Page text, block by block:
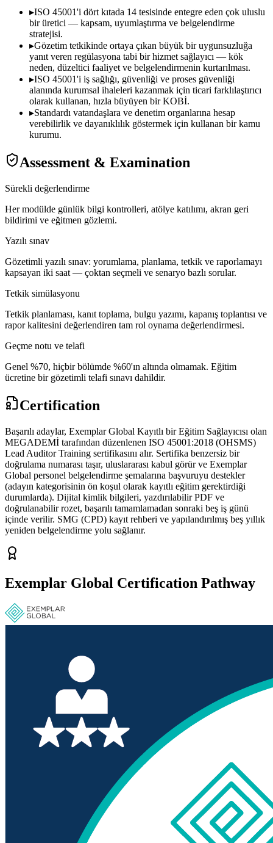
▸ISO 45001'i dört kıtada 14 tesisinde entegre eden çok uluslu
bir üretici — kapsam, uyumlaştırma ve belgelendirme
stratejisi.
▸Gözetim tetkikinde ortaya çıkan büyük bir uygunsuzluğa
yanıt veren regülasyona tabi bir hizmet sağlayıcı — kök
neden, düzeltici faaliyet ve belgelendirmenin kurtarılması.
▸ISO 45001'i iş sağlığı, güvenliği ve proses güvenliği
alanında kurumsal ihaleleri kazanmak için ticari farklılaştırıcı
olarak kullanan, hızla büyüyen bir KOBİ.
▸Standardı vatandaşlara ve denetim organlarına hesap
verebilirlik ve dayanıklılık göstermek için kullanan bir kamu
kurumu.
Assessment & Examination
Sürekli değerlendirme
Her modülde günlük bilgi kontrolleri, atölye katılımı, akran geri
bildirimi ve eğitmen gözlemi.
Yazılı sınav
Gözetimli yazılı sınav: yorumlama, planlama, tetkik ve raporlamayı
kapsayan iki saat — çoktan seçmeli ve senaryo bazlı sorular.
Tetkik simülasyonu
Tetkik planlaması, kanıt toplama, bulgu yazımı, kapanış toplantısı ve
rapor kalitesini değerlendiren tam rol oynama değerlendirmesi.
Geçme notu ve telafi
Genel %70, hiçbir bölümde %60'ın altında olmamak. Eğitim
ücretine bir gözetimli telafi sınavı dahildir.
Certification
Başarılı adaylar, Exemplar Global Kayıtlı bir Eğitim Sağlayıcısı olan
MEGADEMİ tarafından düzenlenen ISO 45001:2018 (OHSMS)
Lead Auditor Training sertifikasını alır. Sertifika benzersiz bir
doğrulama numarası taşır, uluslararası kabul görür ve Exemplar
Global personel belgelendirme şemalarına başvuruyu destekler
(adayın kategorisinin ön koşul olarak kayıtlı eğitim gerektirdiği
durumlarda). Dijital kimlik bilgileri, yazdırılabilir PDF ve
doğrulanabilir rozet, başarılı tamamlamadan sonraki beş iş günü
içinde verilir. SMG (CPD) kayıt rehberi ve yapılandırılmış beş yıllık
yeniden belgelendirme yolu sağlanır.
Exemplar Global Certification Pathway